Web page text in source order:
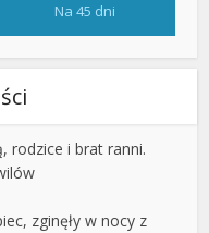
Na 45 dni
rodzice i brat ranni.
zginęły w nocy z